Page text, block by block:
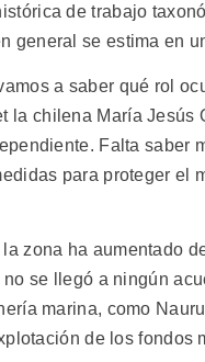
de trabajo
general se estima en
a saber qué rol
la chilena María Jesús
Falta saber
para proteger el
zona ha aumentado
se llegó a ningún
marina, como
de los fondos